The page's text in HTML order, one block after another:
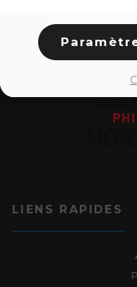
LIENS RAPIDES